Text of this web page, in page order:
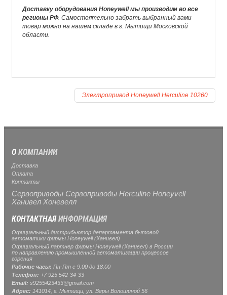
Доставку оборудования Honeywell мы производим во все
регионы РФ. Самостоятельно забрать выбранный вами
товар можно на нашем складе в г. Мытищи Московской
области.
Электропривод Honeywell Herculine 10260
О КОМПАНИИ
Доставка
Оплата
Контакты
Сервоприводы Сервоприводы Herculine Honeyvell
Ханивел Хоневелл
КОНТАКТНАЯИНФОРМАЦИЯ
Официальный дистрибьютор департамента бытовой
автоматики фирмы Honeywell (Ханивел)
Официальный партнер фирмы Honeywell (Ханивел) в России
по направлению промышленной автоматизации процессов
горения
Рабочие часы: Пн-Пт с 9:00 до 18:00
Телефон: +7 925 542-34-33
Email: s9255423433@gmail.com
Адрес: 141014, г. Мытищи , ул. Веры Волошиной 56